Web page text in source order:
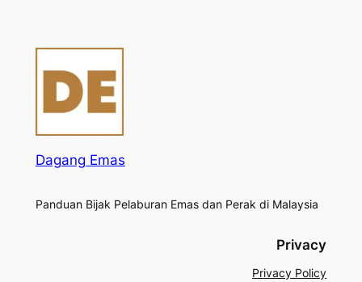
Dagang Emas
Panduan Bijak Pelaburan Emas dan Perak di Malaysia
Privacy
Privacy Policy